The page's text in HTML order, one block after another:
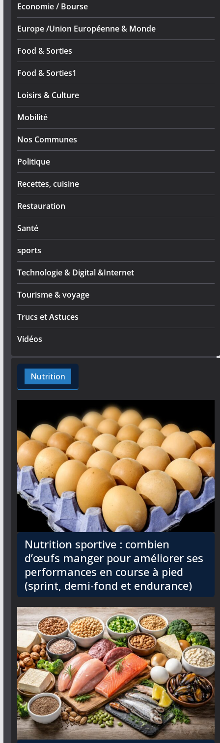
Economie / Bourse
Europe /Union Européenne & Monde
Food & Sorties
Food & Sorties1
Loisirs & Culture
Mobilité
Nos Communes
Politique
Recettes, cuisine
Restauration
Santé
sports
Technologie & Digital &Internet
Tourisme & voyage
Trucs et Astuces
Vidéos
Nutrition
Nutrition sportive : combien
d’œufs manger pour améliorer ses
performances en course à pied
(sprint, demi-fond et endurance)